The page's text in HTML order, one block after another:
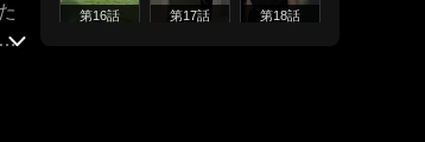
第16話 第17話 第18話